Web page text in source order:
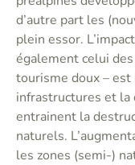
d’autre part les
plein essor.
également celui
tourisme doux –
infrastructures et la
entrainent la
naturels.
les zones (semi-)